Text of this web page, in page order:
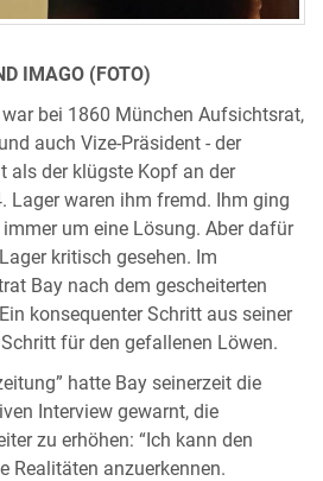
IMAGO (FOTO)
bei 1860 München Aufsichtsrat,
auch Vize-Präsident - der
als der klügste Kopf an der
Lager waren ihm fremd. Ihm ging
um eine Lösung. Aber dafür
kritisch gesehen. Im
Bay nach dem gescheiterten
konsequenter Schritt aus seiner
für den gefallenen Löwen.
hatte Bay seinerzeit die
Interview gewarnt, die
zu erhöhen: “Ich kann den
Realitäten anzuerkennen.